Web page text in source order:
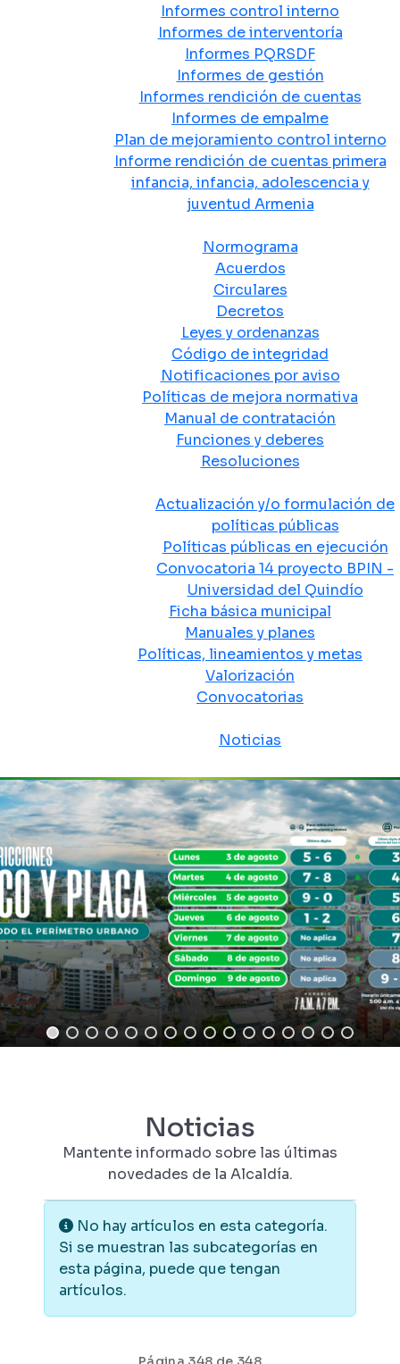
Informes control interno
Informes de interventoría
Informes PQRSDF
Informes de gestión
Informes rendición de cuentas
Informes de empalme
Plan de mejoramiento control interno
Informe rendición de cuentas primera
infancia, infancia, adolescencia y
juventud Armenia
Normograma
Acuerdos
Circulares
Decretos
Leyes y ordenanzas
Código de integridad
Notificaciones por aviso
Políticas de mejora normativa
Manual de contratación
Funciones y deberes
Resoluciones
Actualización y/o formulación de
políticas públicas
Políticas públicas en ejecución
Convocatoria 14 proyecto BPIN -
Universidad del Quindío
Ficha básica municipal
Manuales y planes
Políticas, lineamientos y metas
Valorización
Convocatorias
Noticias
Noticias
Mantente informado sobre las últimas
novedades de la Alcaldía.
Información
No hay artículos en esta categoría.
Si se muestran las subcategorías en
esta página, puede que tengan
artículos.